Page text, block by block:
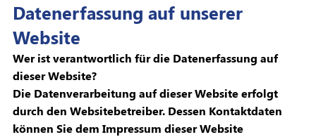
Datenerfassung auf unserer
Website
Wer ist verantwortlich für die Datenerfassung auf
dieser Website?
Die Datenverarbeitung auf dieser Website erfolgt
durch den Websitebetreiber. Dessen Kontaktdaten
können Sie dem Impressum dieser Website